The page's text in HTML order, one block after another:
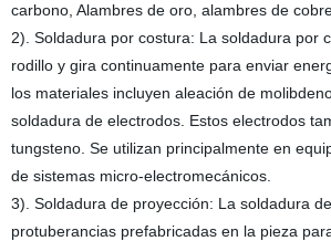
carbono, Alambres de oro, alambres de
2). Soldadura por costura: La soldadura por
rodillo y gira continuamente para enviar
los materiales incluyen aleación de
soldadura de electrodos. Estos electrodos
tungsteno. Se utilizan principalmente en
de sistemas micro-electromecánicos.
3). Soldadura de proyección: La soldadura
protuberancias prefabricadas en la pieza